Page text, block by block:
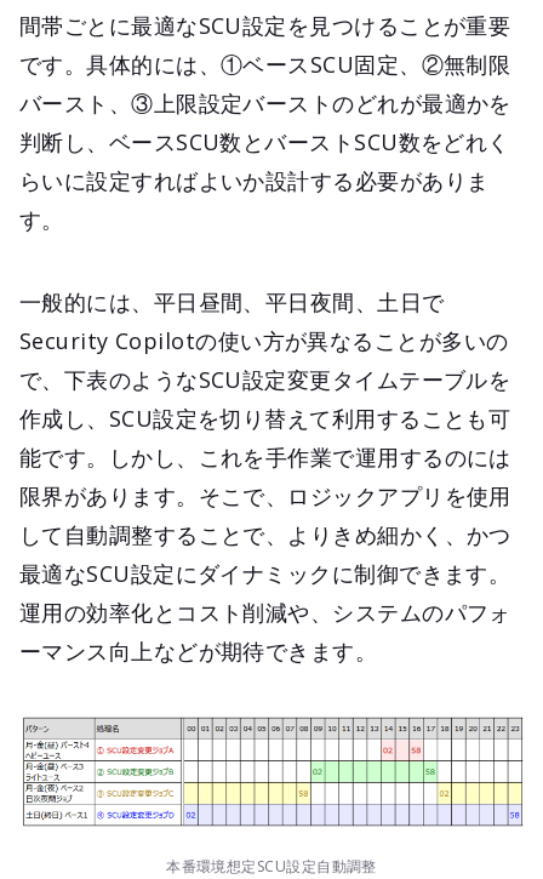
間帯ごとに最適なSCU設定を見つけることが重要
です。具体的には、①ベースSCU固定、②無制限
バースト、③上限設定バーストのどれが最適かを
判断し、ベースSCU数とバーストSCU数をどれく
らいに設定すればよいか設計する必要がありま
す。
一般的には、平日昼間、平日夜間、土日で
Security Copilotの使い方が異なることが多いの
で、下表のようなSCU設定変更タイムテーブルを
作成し、SCU設定を切り替えて利用することも可
能です。しかし、これを手作業で運用するのには
限界があります。そこで、ロジックアプリを使用
して自動調整することで、よりきめ細かく、かつ
最適なSCU設定にダイナミックに制御できます。
運用の効率化とコスト削減や、システムのパフォ
ーマンス向上などが期待できます。
本番環境想定SCU設定自動調整